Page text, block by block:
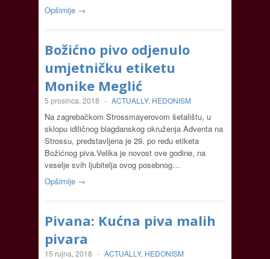
Opširnije →
Božićno pivo odjenulo
umjetničku etiketu
Monike Meglić
5 prosinca, 2018 - ACTUALLY, HEDONISM
Na zagrebačkom Strossmayerovom šetalištu, u
sklopu idiličnog blagdanskog okruženja Adventa na
Strossu, predstavljena je 29. po redu etiketa
Božićnog piva.Velika je novost ove godine, na
veselje svih ljubitelja ovog posebnog…
Opširnije →
Pivana: Kućna piva malih
pivara
15 rujna, 2018 - ACTUALLY, HEDONISM